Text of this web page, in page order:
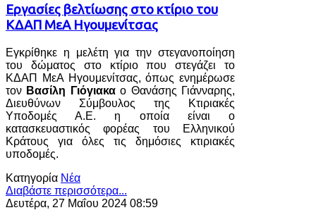
Εργασίες βελτίωσης στο κτίριο του
ΚΔΑΠ ΜεΑ Ηγουμενίτσας
Εγκρίθηκε η μελέτη για την στεγανοποίηση
του δώματος στο κτίριο που στεγάζει το
ΚΔΑΠ ΜεΑ Ηγουμενίτσας, όπως ενημέρωσε
τον Βασίλη Γιόγιακαο Θανάσης Γιάνναρης,
Διευθύνων Σύμβουλος της Κτιριακές
Υποδομές Α.Ε. η οποία είναι ο
κατασκευαστικός φορέας του Ελληνικού
Κράτους για όλες τις δημόσιες κτιριακές
υποδομές.
Κατηγορία Νέα
Διαβάστε περισσότερα...
Δευτέρα, 27 Μαΐου 2024 08:59